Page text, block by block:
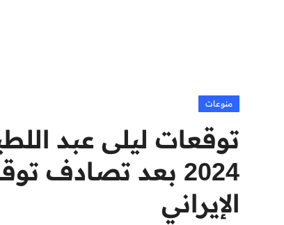
منوعات
منوعات
توقعات ليلى عبد
2024 بعد تصادف
الإيراني